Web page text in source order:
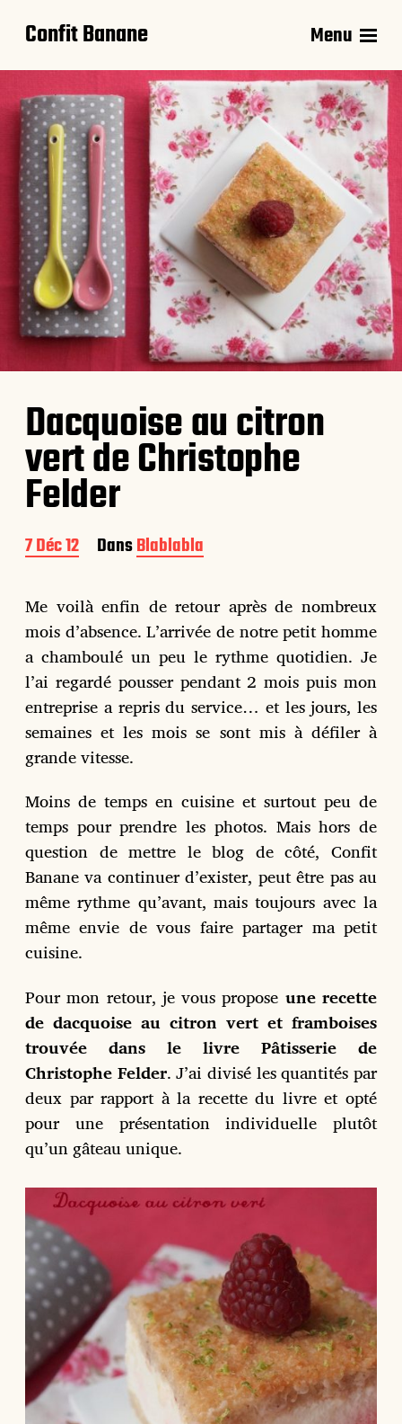
Confit Banane Menu
Dacquoise au citron
vert de Christophe
Felder
D
a
e
d
e
p
u
b
l
i
c
a
i
o
n
7 Déc 12 DansBlablabla
Me voilà enfin de retour après de nombreux
mois d’absence. L’arrivée de notre petit homme
a chamboulé un peu le rythme quotidien. Je
l’ai regardé pousser pendant 2 mois puis mon
entreprise a repris du service… et les jours, les
semaines et les mois se sont mis à défiler à
grande vitesse.
Moins de temps en cuisine et surtout peu de
temps pour prendre les photos. Mais hors de
question de mettre le blog de côté, Confit
Banane va continuer d’exister, peut être pas au
même rythme qu’avant, mais toujours avec la
même envie de vous faire partager ma petit
cuisine.
Pour mon retour, je vous propose une recette
de dacquoise au citron vert et framboises
trouvée dans le livre Pâtisserie de
Christophe Felder. J’ai divisé les quantités par
deux par rapport à la recette du livre et opté
pour une présentation individuelle plutôt
qu’un gâteau unique.